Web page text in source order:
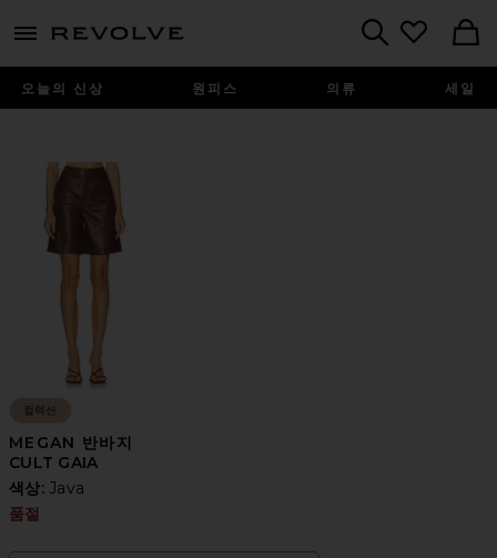
menu - shows more content
오늘의 신상 원피스 의류 세일
컬렉션
MEGAN 반바지
CULT GAIA
색상: Java
품절